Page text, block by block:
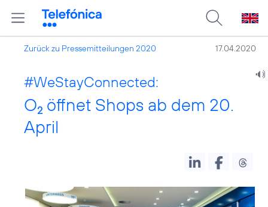
Zurück zu Pressemitteilungen 2020 17.04.2020
#WeStayConnected:
O2 öffnet Shops ab dem 20.
April